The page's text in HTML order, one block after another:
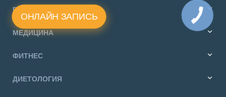
РЕАБИЛИТАЦИЯ
МЕДИЦИНА
ФИТНЕС
ДИЕТОЛОГИЯ
ОНЛАЙН ЗАПИСЬ